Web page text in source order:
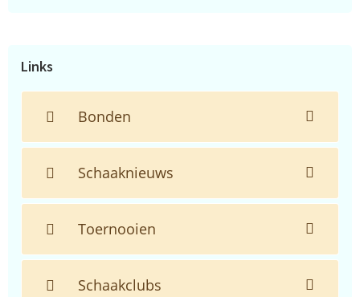
Links
Bonden
Schaaknieuws
Toernooien
Schaakclubs